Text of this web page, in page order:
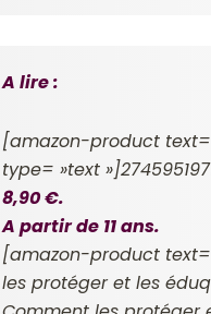
A lire :
[amazon-product
type= »text
8,90 €.
A partir de 11 ans.
[amazon-product
les protéger et les